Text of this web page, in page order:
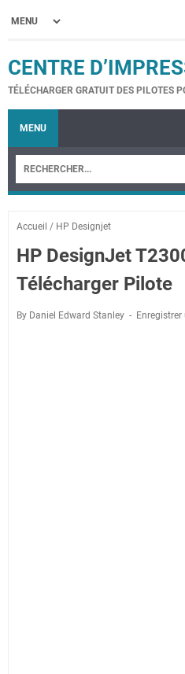
CENTRE
TÉLÉCHARGER GRATUIT DES PILOTES
MENU
Accueil / HP Designjet
HP DesignJet
Télécharger Pilote
By Daniel Edward Stanley